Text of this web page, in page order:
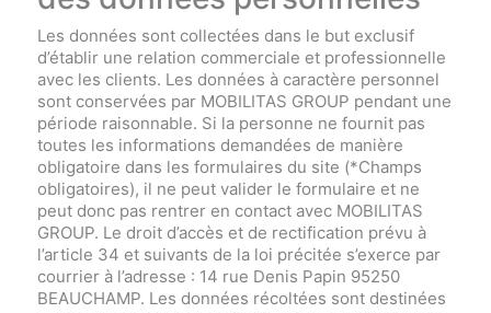
Les données sont collectées dans le but exclusif
d’établir une relation commerciale et professionnelle
avec les clients. Les données à caractère personnel
sont conservées par MOBILITAS GROUP pendant une
période raisonnable. Si la personne ne fournit pas
toutes les informations demandées de manière
obligatoire dans les formulaires du site (*Champs
obligatoires), il ne peut valider le formulaire et ne
peut donc pas rentrer en contact avec MOBILITAS
GROUP. Le droit d’accès et de rectification prévu à
l’article 34 et suivants de la loi précitée s’exerce par
courrier à l’adresse : 14 rue Denis Papin 95250
BEAUCHAMP. Les données récoltées sont destinées